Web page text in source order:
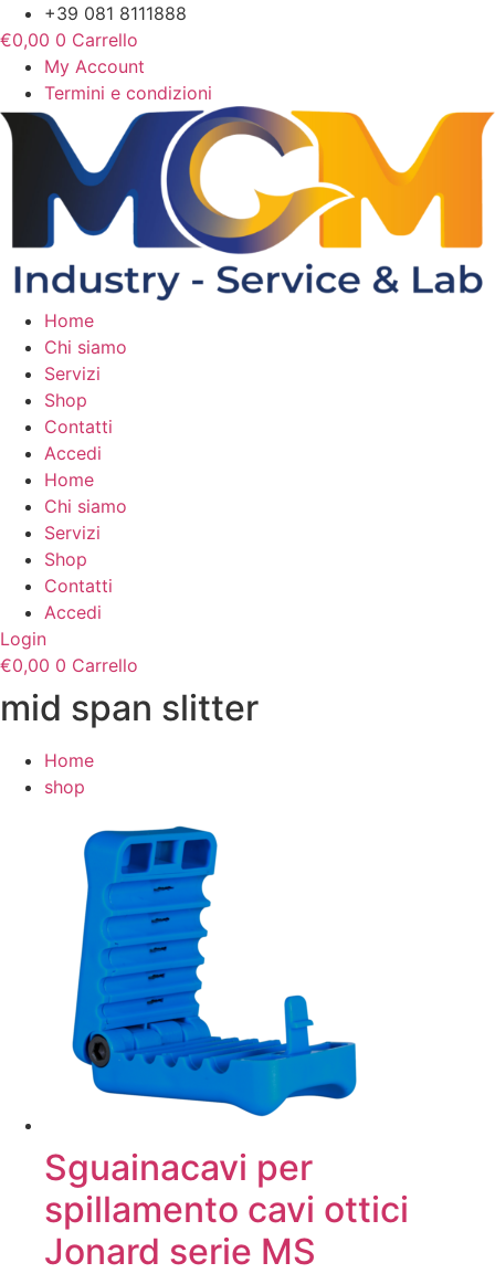
al
contenuto
+39 081 8111888
€0,00 0 Carrello
My Account
Termini e condizioni
Home
Chi siamo
Servizi
Shop
Contatti
Accedi
Home
Chi siamo
Servizi
Shop
Contatti
Accedi
Login
€0,00 0 Carrello
mid span slitter
Home
shop
Sguainacavi per
spillamento cavi ottici
Jonard serie MS